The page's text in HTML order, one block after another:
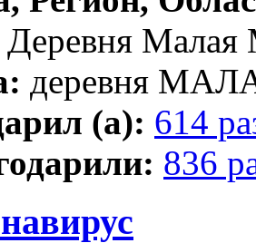
Деревня Малая
деревня
(а): 614
836